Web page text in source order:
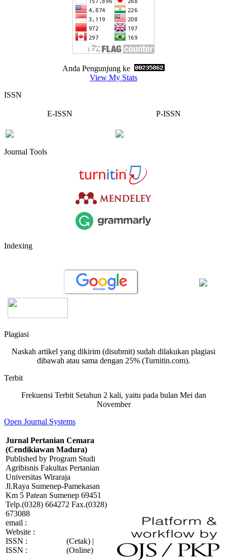
Anda Pengunjung ke
View My Stats
ISSN
E-ISSN P-ISSN
Journal Tools
Indexing
Plagiasi
Naskah artikel yang dikirim (disubmit) sudah dilakukan plagiasi
dibawah atau sama dengan 25% (Turnitin.com).
Terbit
Frekuensi Terbit Setahun 2 kali, yaitu pada bulan Mei dan
November
Open Journal Systems
Jurnal Pertanian Cemara
(Cendikiawan Madura)
Published by Program Studi
Agribisnis Fakultas Pertanian
Universitas Wiraraja
Jl.Raya Sumenep-Pamekasan
Km 5 Patean Sumenep 69451
Telp.(0328) 664272 Fax.(0328)
673088
email :
Website :
ISSN :
(Cetak) |
ISSN :
(Online)